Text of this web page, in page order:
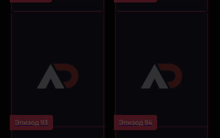
Эпизод 93 Эпизод 94